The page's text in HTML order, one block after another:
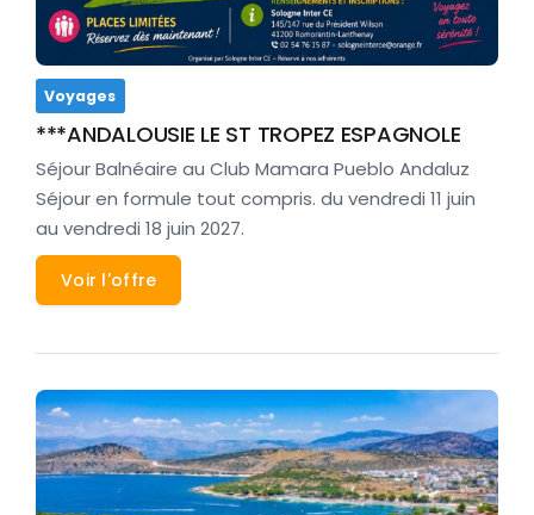
Voyages
***ANDALOUSIE LE ST TROPEZ ESPAGNOLE
Séjour Balnéaire au Club Mamara Pueblo Andaluz
Séjour en formule tout compris. du vendredi 11 juin
au vendredi 18 juin 2027.
Voir l'offre